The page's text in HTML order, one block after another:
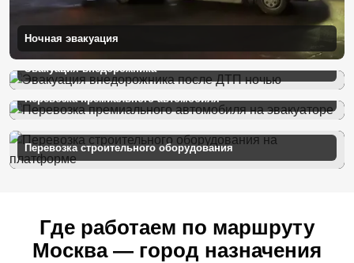
Ночная эвакуация
Эвакуация внедорожника
Перевозка премиального автомобиля
Перевозка строительного оборудования
Где работаем по маршруту
Москва — город назначения